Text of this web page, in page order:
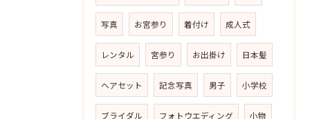
写真 お宮参り 着付け 成人式
レンタル 宮参り お出掛け 日本髪
ヘアセット 記念写真 男子 小学校
ブライダル フォトウエディング 小物